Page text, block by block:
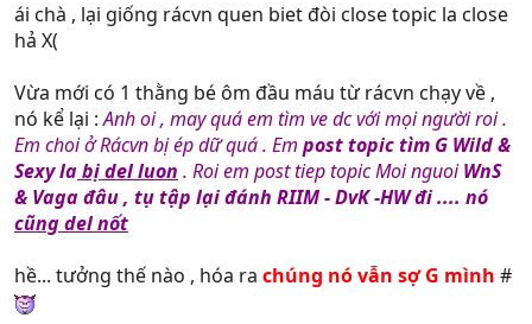
ái chà , lại giống rácvn quen biet đòi close topic la close
hả X(
Vừa mới có 1 thằng bé ôm đầu máu từ rácvn chạy về ,
nó kể lại : Anh oi , may quá em tìm ve dc với mọi người roi .
Em choi ở Rácvn bị ép dữ quá . Em post topic tìm G Wild &
Sexy labị del luon . Roi em post tiep topic Moi nguoiWnS
& Vaga đâu , tụ tập lại đánh RIIM - DvK -HW đi .... nó
cũng del nốt
hề... tưởng thế nào , hóa ra chúng nó vẫn sợ G mình #